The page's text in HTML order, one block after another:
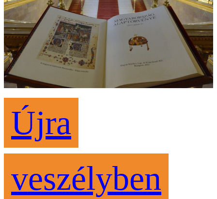
Újra
veszélyben